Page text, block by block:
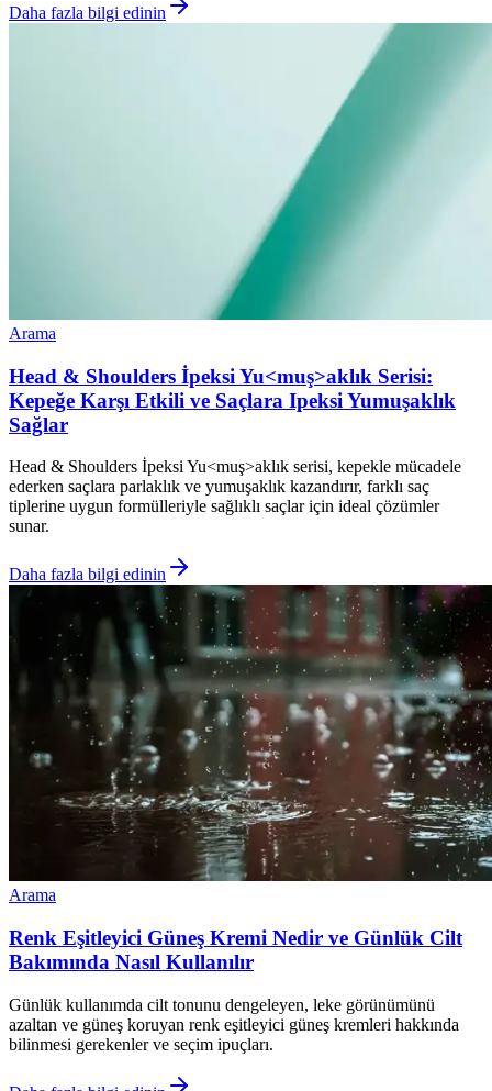
Daha fazla bilgi edinin
Arama
Head & Shoulders İpeksi Yu<muş>aklık Serisi:
Kepeğe Karşı Etkili ve Saçlara Ipeksi Yumuşaklık
Sağlar
Head & Shoulders İpeksi Yu<muş>aklık serisi, kepekle mücadele
ederken saçlara parlaklık ve yumuşaklık kazandırır, farklı saç
tiplerine uygun formülleriyle sağlıklı saçlar için ideal çözümler
sunar.
Daha fazla bilgi edinin
Arama
Renk Eşitleyici Güneş Kremi Nedir ve Günlük Cilt
Bakımında Nasıl Kullanılır
Günlük kullanımda cilt tonunu dengeleyen, leke görünümünü
azaltan ve güneş koruyan renk eşitleyici güneş kremleri hakkında
bilinmesi gerekenler ve seçim ipuçları.